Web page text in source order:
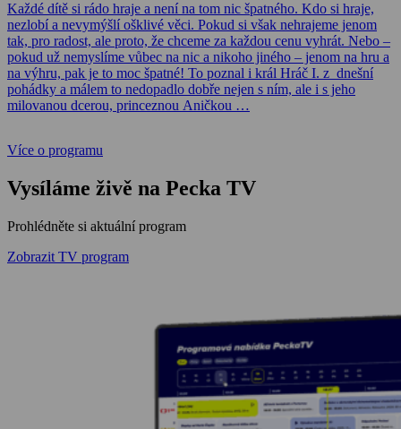
Každé dítě si rádo hraje a není na tom nic špatného. Kdo si hraje,
nezlobí a nevymýšlí ošklivé věci. Pokud si však nehrajeme jenom
tak, pro radost, ale proto, že chceme za každou cenu vyhrát. Nebo –
pokud už nemyslíme vůbec na nic a nikoho jiného – jenom na hru a
na výhru, pak je to moc špatné! To poznal i král Hráč I. z dnešní
pohádky a málem to nedopadlo dobře nejen s ním, ale i s jeho
milovanou dcerou, princeznou Aničkou …
Více o programu
Vysíláme živě na Pecka TV
Prohlédněte si aktuální program
Zobrazit TV program